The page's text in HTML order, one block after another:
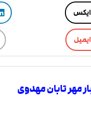
ایکس
ایمیل
مهر تابان مهدوی